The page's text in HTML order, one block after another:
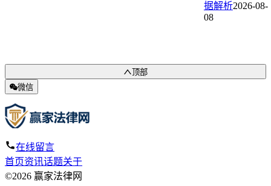
据解析2026-08-
08
顶部
微信
在线留言
首页资讯话题关于
©2026 赢家法律网